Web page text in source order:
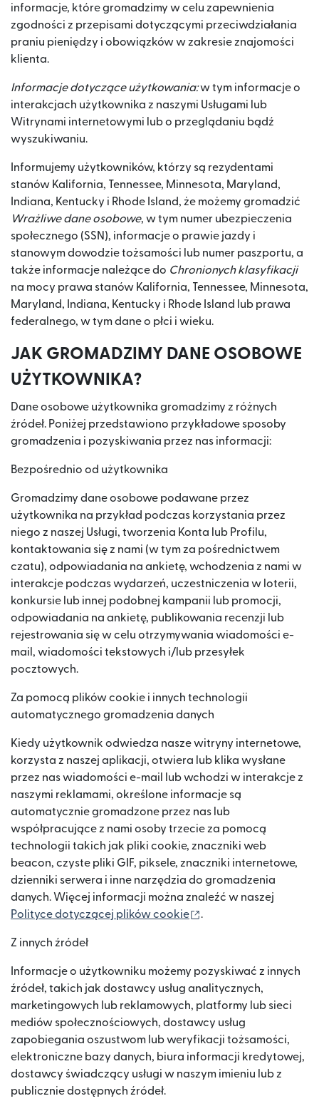
informacje, które gromadzimy w celu zapewnienia
zgodności z przepisami dotyczącymi przeciwdziałania
praniu pieniędzy i obowiązków w zakresie znajomości
klienta.
Informacje dotyczące użytkowania:w tym informacje o
interakcjach użytkownika z naszymi Usługami lub
Witrynami internetowymi lub o przeglądaniu bądź
wyszukiwaniu.
Informujemy użytkowników, którzy są rezydentami
stanów Kalifornia, Tennessee, Minnesota, Maryland,
Indiana, Kentucky i Rhode Island, że możemy gromadzić
Wrażliwe dane osobowe, w tym numer ubezpieczenia
społecznego (SSN), informacje o prawie jazdy i
stanowym dowodzie tożsamości lub numer paszportu, a
także informacje należące do Chronionych klasyfikacji
na mocy prawa stanów Kalifornia, Tennessee, Minnesota,
Maryland, Indiana, Kentucky i Rhode Island lub prawa
federalnego, w tym dane o płci i wieku.
JAK GROMADZIMY DANE OSOBOWE
UŻYTKOWNIKA?
Dane osobowe użytkownika gromadzimy z różnych
źródeł. Poniżej przedstawiono przykładowe sposoby
gromadzenia i pozyskiwania przez nas informacji:
Bezpośrednio od użytkownika
Gromadzimy dane osobowe podawane przez
użytkownika na przykład podczas korzystania przez
niego z naszej Usługi, tworzenia Konta lub Profilu,
kontaktowania się z nami (w tym za pośrednictwem
czatu), odpowiadania na ankietę, wchodzenia z nami w
interakcje podczas wydarzeń, uczestniczenia w loterii,
konkursie lub innej podobnej kampanii lub promocji,
odpowiadania na ankietę, publikowania recenzji lub
rejestrowania się w celu otrzymywania wiadomości e-
mail, wiadomości tekstowych i/lub przesyłek
pocztowych.
Za pomocą plików cookie i innych technologii
automatycznego gromadzenia danych
Kiedy użytkownik odwiedza nasze witryny internetowe,
korzysta z naszej aplikacji, otwiera lub klika wysłane
przez nas wiadomości e-mail lub wchodzi w interakcje z
naszymi reklamami, określone informacje są
automatycznie gromadzone przez nas lub
współpracujące z nami osoby trzecie za pomocą
technologii takich jak pliki cookie, znaczniki web
beacon, czyste pliki GIF, piksele, znaczniki internetowe,
dzienniki serwera i inne narzędzia do gromadzenia
danych. Więcej informacji można znaleźć w naszej
Polityce dotyczącej plików cookie
.
Z innych źródeł
Informacje o użytkowniku możemy pozyskiwać z innych
źródeł, takich jak dostawcy usług analitycznych,
marketingowych lub reklamowych, platformy lub sieci
mediów społecznościowych, dostawcy usług
zapobiegania oszustwom lub weryfikacji tożsamości,
elektroniczne bazy danych, biura informacji kredytowej,
dostawcy świadczący usługi w naszym imieniu lub z
publicznie dostępnych źródeł.